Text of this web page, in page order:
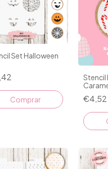
Set Halloween
Stencil
€4,52